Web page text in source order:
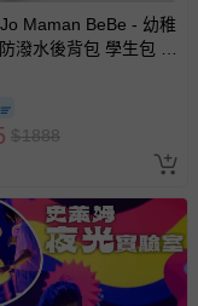
加收離島運費。廠商
區、樓層親送等加價
料內的查詢訂單內，
完好，若商品遇瑕疵
購物流程、付款方
品運送方式等有疑
Maman BeBe - 幼稚
潑水後背包 學生包 旅
$1888